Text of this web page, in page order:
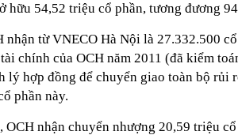
hữu 54,52 triệu cổ phần, tương đương
nhận từ VNECO Hà Nội là 27.332.500
chính của OCH năm 2011 (đã kiểm
lý hợp đồng để chuyển giao toàn bộ rủi
phần này.
OCH nhận chuyển nhượng 20,59 triệu